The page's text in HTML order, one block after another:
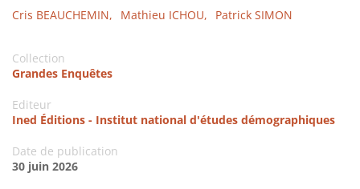
Cris BEAUCHEMIN, Mathieu ICHOU, Patrick SIMON
Collection
Grandes Enquêtes
Editeur
Ined Éditions - Institut national d'études démographiques
Date de publication
30 juin 2026